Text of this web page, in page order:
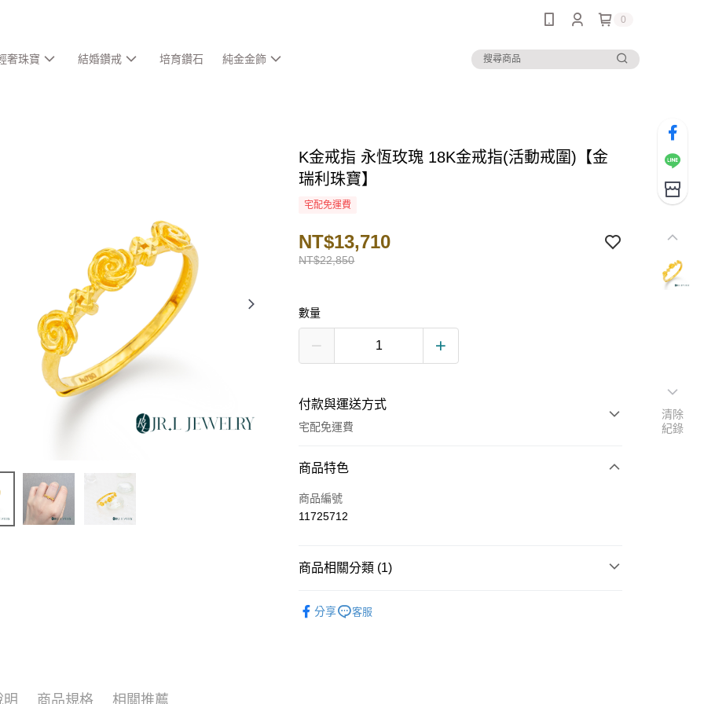
0
奢珠寶 結婚鑽戒 培育鑽石 純金金飾
K金戒指 永恆玫瑰 18K金戒指(活動戒圍)【金
瑞利珠寶】
宅配免運費
NT$22,850
NT$13,710
數量
付款與運送方式
宅配免運費
付款方式
信用卡一次付款
ATM付款
商品特色
商品編號
11725712
商品相關分類 (1)
分享
客服
明 商品規格 相關推薦
清除
紀錄